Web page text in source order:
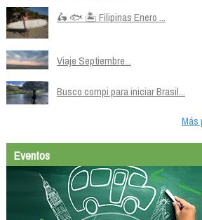
🛵 🐟 🏝️ Filipinas Enero ...
Viaje Septiembre...
Busco compi para iniciar Brasil...
Más
Eventos